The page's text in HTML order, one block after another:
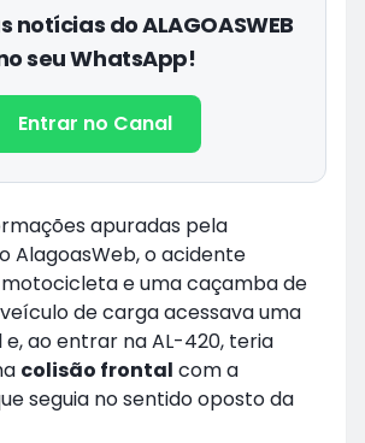
notícias do ALAGOASWEB
seu WhatsApp!
Entrar no Canal
apuradas pela
AlagoasWeb, o acidente
e uma caçamba de
de carga acessava uma
ao entrar na AL-420, teria
colisão frontal com a
seguia no sentido oposto da